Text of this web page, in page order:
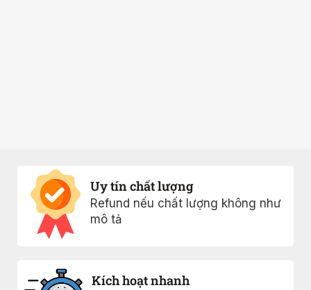
Uy tín chất lượng
Refund nếu chất lượng không như
mô tả
Kích hoạt nhanh